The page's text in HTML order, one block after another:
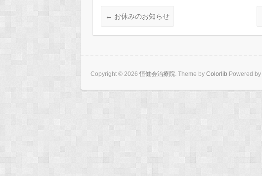
← お休みのお知らせ
Copyright © 2026 恒健会治療院. Theme by Colorlib Powered by